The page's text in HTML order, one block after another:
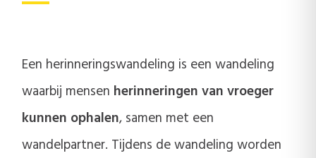
Een herinneringswandeling is een wandeling
waarbij mensen herinneringen van vroeger
kunnen ophalen, samen met een
wandelpartner. Tijdens de wandeling worden